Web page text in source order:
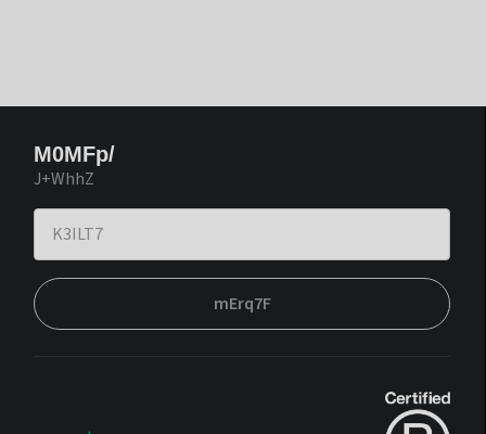
M0MFp/
J+WhhZ
mErq7F